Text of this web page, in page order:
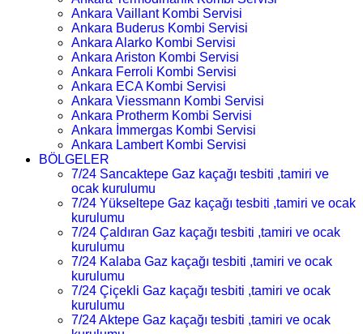
Ankara Vaillant Kombi Servisi
Ankara Buderus Kombi Servisi
Ankara Alarko Kombi Servisi
Ankara Ariston Kombi Servisi
Ankara Ferroli Kombi Servisi
Ankara ECA Kombi Servisi
Ankara Viessmann Kombi Servisi
Ankara Protherm Kombi Servisi
Ankara İmmergas Kombi Servisi
Ankara Lambert Kombi Servisi
BÖLGELER
7/24 Sancaktepe Gaz kaçağı tesbiti ,tamiri ve
ocak kurulumu
7/24 Yükseltepe Gaz kaçağı tesbiti ,tamiri ve ocak
kurulumu
7/24 Çaldıran Gaz kaçağı tesbiti ,tamiri ve ocak
kurulumu
7/24 Kalaba Gaz kaçağı tesbiti ,tamiri ve ocak
kurulumu
7/24 Çiçekli Gaz kaçağı tesbiti ,tamiri ve ocak
kurulumu
7/24 Aktepe Gaz kaçağı tesbiti ,tamiri ve ocak